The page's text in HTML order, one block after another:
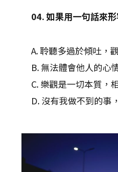
04. 如果用一句話來
A. 聆聽多過於傾吐，
B. 無法體會他人的心
C. 樂觀是一切本質，
D. 沒有我做不到的事